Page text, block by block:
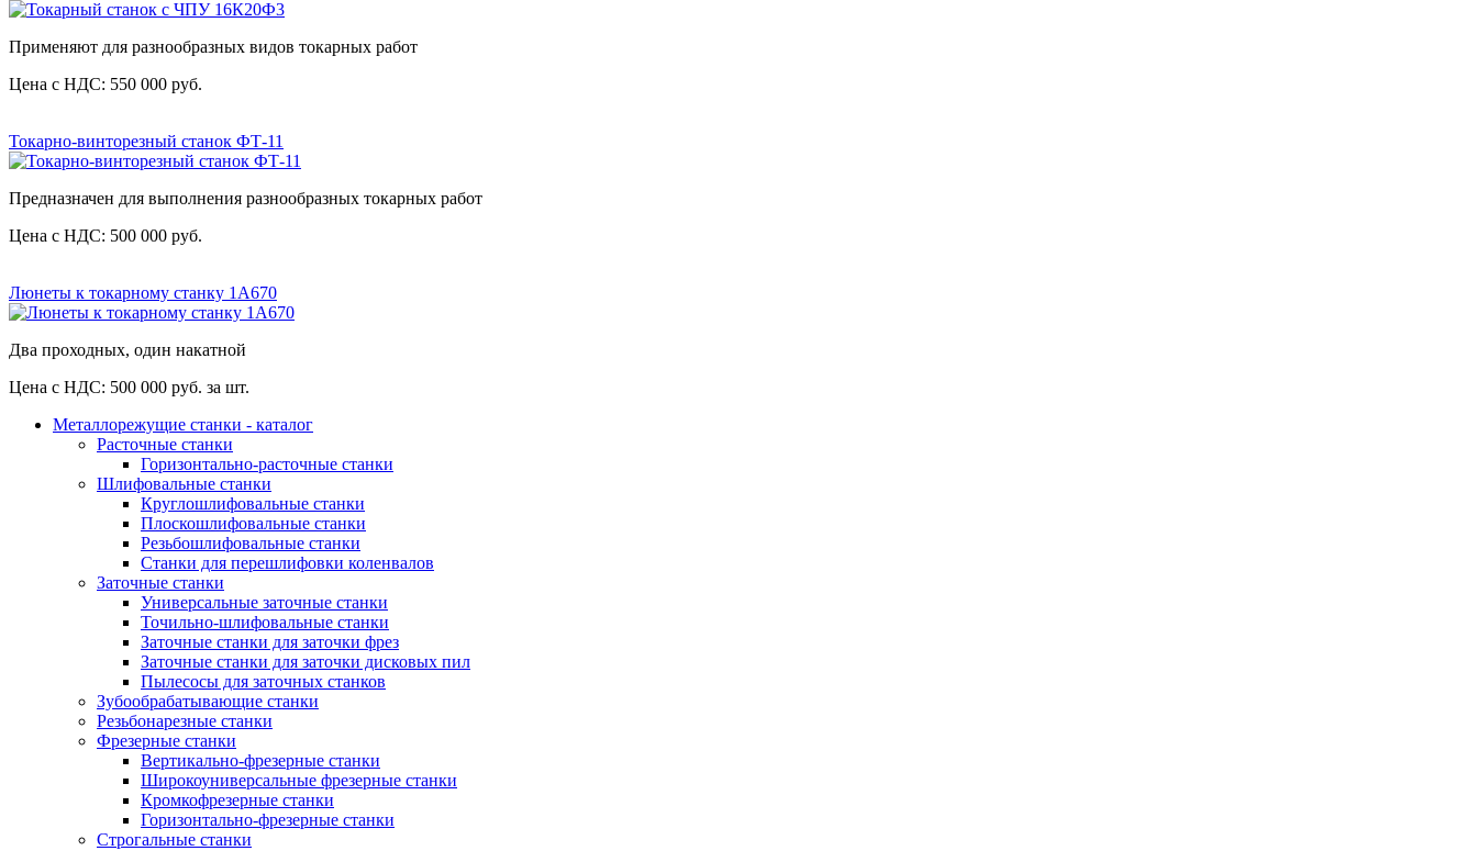
Применяют для разнообразных видов токарных работ
Цена с НДС: 550 000 руб.
Токарно-винторезный станок ФТ-11
Предназначен для выполнения разнообразных токарных работ
Цена с НДС: 500 000 руб.
Люнеты к токарному станку 1А670
Два проходных, один накатной
Цена с НДС: 500 000 руб. за шт.
Металлорежущие станки - каталог
Расточные станки
Горизонтально-расточные станки
Шлифовальные станки
Круглошлифовальные станки
Плоскошлифовальные станки
Резьбошлифовальные станки
Станки для перешлифовки коленвалов
Заточные станки
Универсальные заточные станки
Точильно-шлифовальные станки
Заточные станки для заточки фрез
Заточные станки для заточки дисковых пил
Пылесосы для заточных станков
Зубообрабатывающие станки
Резьбонарезные станки
Фрезерные станки
Вертикально-фрезерные станки
Широкоуниверсальные фрезерные станки
Кромкофрезерные станки
Горизонтально-фрезерные станки
Строгальные станки